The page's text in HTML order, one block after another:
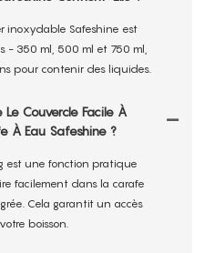
inoxydable Safeshine est
- 350 ml, 500 ml et 750 ml,
pour contenir des liquides.
Couvercle Facile À
À Eau Safeshine ?
est une fonction pratique
facilement dans la carafe
Cela garantit un accès
boisson.